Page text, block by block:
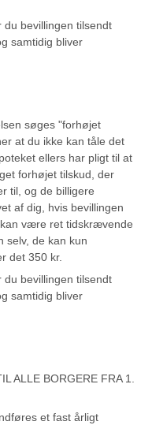
bevillingen tilsendt
samtidig bliver
søges "forhøjet
at du ikke kan tåle det
ellers har pligt til at
forhøjet tilskud, der
til, og de billigere
af dig, hvis bevillingen
være ret tidskrævende
selv, de kan kun
det 350 kr.
bevillingen tilsendt
samtidig bliver
ALLE BORGERE FRA 1.
et fast årligt